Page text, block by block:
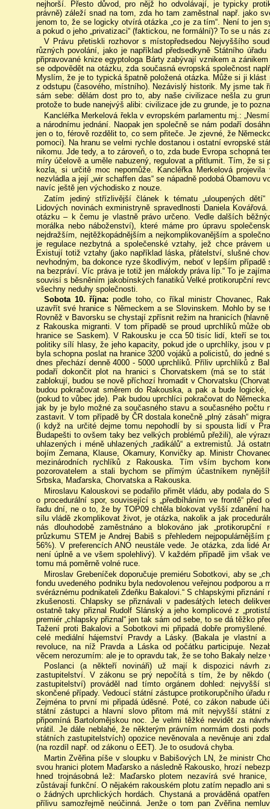
nejhorší. Přesto důvod, pro nějž ho odvolávají, je typicky
právně) záleží snad na tom, zda ho tam zaměstnal např. jako
jenom to, že se logicky otvírá otázka „co je za tím“. Není to jen
a pokud o jeho „privatizaci“ (faktickou, ne formální)? To se u nás
V Právu přetiskli rozhovor s místopředsedou Nejvyššího
různých povolání, jako je například předsedkyně Státního
připravované knize egyptologa Bárty zabývají vznikem a
se odpovědět na otázku, zda současná evropská společnost
Myslím, že je to typická špatně položená otázka. Může si ji
z odstupu (časového, místního). Nezávislý historik. My jsme
sám sebe: dělám dost pro to, aby naše civilizace nešla zu
protože to bude nanejvýš alibi: civilizace jde zu grunde, je to
Kancléřka Merkelová řekla v evropském parlamentu mj.:
a národnímu jednání. Naopak jen společně se nám podaří
jen o to, férově rozdělit to, co sem přiteče. Je zjevné, že
pomoci). Na hranu se velmi rychle dostanou i ostatní evropské
nikomu. Jde tedy, a to zároveň, o to, zda bude Evropa schopná
míry účelově a uměle nabuzený, regulovat a přitlumit. Tím, že si
kozla, si určitě moc nepomůže. Kancléřka Merkelová
nezvládla a její „wir schaffen das“ se nápadně podobá Obamovu
navíc ještě jen východisko z nouze.
Zatím jediný střízlivější článek k tématu „uloupených
Lidových novinách exministryně spravedlnosti Daniela
otázku – k čemu je vlastně právo určeno. Vedle dalších
morálka nebo náboženství), které máme pro úpravu
nejdražším, nejtěžkopádnějším a nejkomplikovanějším a
je regulace nezbytná a společenské vztahy, jež chce právem
Existují totiž vztahy (jako například láska, přátelství, slušné
nevhodným, ba dokonce ryze škodlivým, neboť v lepším
na bezpráví. Víc práva je totiž jen málokdy práva líp.“ To je
souvisí s běsněním jakobínských fanatiků Velké protikorupční
všechny neduhy společnosti.
Sobota 10. října: podle toho, co říkal ministr Chovanec,
uzavřít své hranice s Německem a se Slovinskem. Mohlo by
Rovněž v Bavorsku se chystají zpřísnit režim na hranicích
z Rakouska migranti. V tom případě se proud uprchlíků může
hranice se Saskem). V Rakousku je cca 50 tisíc lidí, kteří se
politiky sílí hlasy, že jeho kapacity, pokud jde o uprchlíky, jsou v
byla schopna poslat na hranice 3200 vojáků a policistů, do jedné
dnes přechází denně 4000 - 5000 uprchlíků. Příliv uprchlíků z
podaří dokončit plot na hranici s Chorvatskem (má se to
zablokují, budou se nově příchozí hromadit v Chorvatsku
budou pokračovat směrem do Rakouska, a pak a bude
(pokud to vůbec jde). Pak budou uprchlíci pokračovat do
jak by je bylo možné za současného stavu a současného počtu
zastavit. V tom případě by ČR dostala konečně „plný zásah“
(i když na určité dejme tomu nepohodlí by si spousta lidí v
Budapešti to ovšem taky bez velkých problémů přežili), ale
uhlazených i méně uhlazených „radikálů“ a extremistů. Já
bojím Zemana, Klause, Okamury, Konvičky ap. Ministr
mezinárodních rychlíků z Rakouska. Tím vším bychom
pozorovatelem a stali bychom se přímým účastníkem
Srbska, Maďarska, Chorvatska a Rakouska.
Miroslavu Kalouskovi se podařilo přimět vládu, aby podala do
o procedurální spor, související s „předbíháním ve frontě“
řadu dní, ne o to, že by TOP09 chtěla blokovat vyšší zdanění
sílu vládě zkomplikovat život, je otázka, nakolik a jak
nás dlouhodobě zaměstnáno a blokováno jak
průzkumu STEM je Andrej Babiš s přehledem
56%). V preferencích ANO neustále vede. Je otázka, zda lidé
není úplně a ve všem spolehlivý). V každém případě jim však
tomu má poměrně volné ruce.
Miroslav Grebeníček doporučuje premiéru Sobotkovi, aby se
fondu uvedeného podniku byla nedovolenou veřejnou podporou a
svéráznému podnikateli Zdeňku Bakalovi.“ S chlapskými
zkušenosti. Chlapsky se přiznávali v padesátých letech
ostatně taky přiznal Rudolf Slánský a jeho komplicové z
premiér „chlapsky přiznal“ jen tak sám od sebe, to se dá těžko
Tažení proti Bakalovi a Sobotkovi mi připadá dobře
celé mediální hájemství Pravdy a Lásky. (Bakala je vlastní
revoluce, na níž Pravda a Láska od počátku participuje.
věcem nerozumím: ale je to opravdu tak, že se toho Bakaly
Poslanci (a někteří novináři) už mají k dispozici návrh
zastupitelství. V zákonu se prý nepočítá s tím, že by někdo
zastupitelství) prováděl nad tímto orgánem dohled: nejvyšší
skončené případy. Vedoucí státní zástupce protikorupčního
Zejména to první mi připadá úděsné. Poté, co zákon nabude
státní zástupci a hlavní slovo přitom má mít nejvyšší státní
připomíná Bartolomějskou noc. Je velmi těžké nevidět za
vrátil. Je dále neblahé, že některým právním normám dosti
státních zastupitelstvích) opozice nevěnovala a nevěnuje ani
(na rozdíl např. od zákonu o EET). Je to osudová chyba.
Martin Zvěřina píše v sloupku v Babišových LN, že ministr
svou hranici plotem Maďarsko a následně Rakousko, hrozí
hned trojnásobná lež: Maďarsko plotem nezavírá své
zůstávají funkční. O nějakém rakouském plotu zatím nepadlo ani
o žádných uprchlických hordách. Chystaná a prováděná
přílivu samozřejmě neúčinná. Jenže o tom pan Zvěřina